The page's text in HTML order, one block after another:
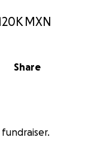
MXN
Share
fundraiser.